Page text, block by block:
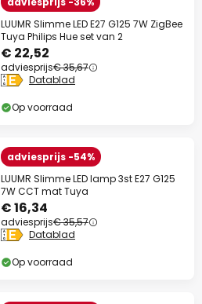
LUUMR Slimme LED E27 G125 7W ZigBee
Tuya Philips Hue set van 2
€ 22,52
adviesprijs€ 35,67
Datablad
Op voorraad
adviesprijs -54%
LUUMR Slimme LED lamp 3st E27 G125
7W CCT mat Tuya
€ 16,34
adviesprijs€ 35,57
Datablad
Op voorraad